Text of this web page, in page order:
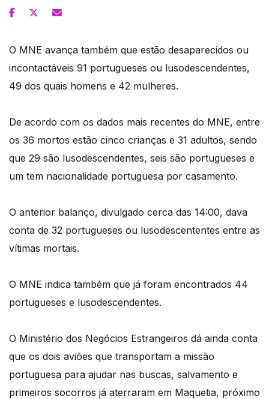
O MNE avança também que estão desaparecidos ou
incontactáveis 91 portugueses ou lusodescendentes,
49 dos quais homens e 42 mulheres.
De acordo com os dados mais recentes do MNE, entre
os 36 mortos estão cinco crianças e 31 adultos, sendo
que 29 são lusodescendentes, seis são portugueses e
um tem nacionalidade portuguesa por casamento.
O anterior balanço, divulgado cerca das 14:00, dava
conta de 32 portugueses ou lusodescententes entre as
vítimas mortais.
O MNE indica também que já foram encontrados 44
portugueses e lusodescendentes.
O Ministério dos Negócios Estrangeiros dá ainda conta
que os dois aviões que transportam a missão
portuguesa para ajudar nas buscas, salvamento e
primeiros socorros já aterraram em Maquetia, próximo